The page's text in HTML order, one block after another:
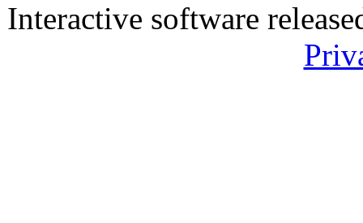
Interactive software